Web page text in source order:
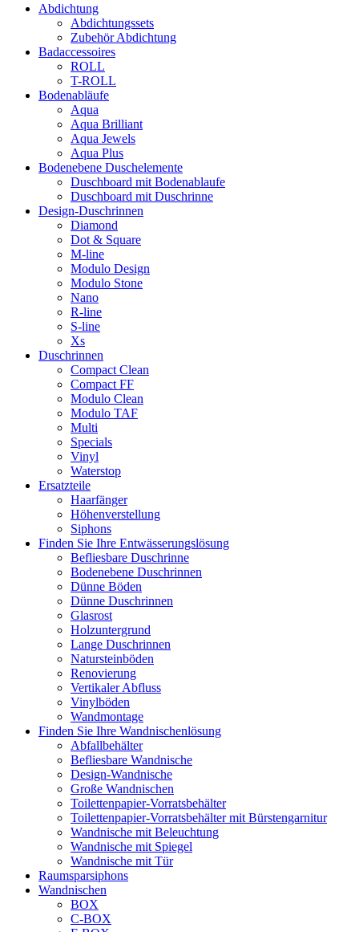
Abdichtung
Abdichtungssets
Zubehör Abdichtung
Badaccessoires
ROLL
T-ROLL
Bodenabläufe
Aqua
Aqua Brilliant
Aqua Jewels
Aqua Plus
Bodenebene Duschelemente
Duschboard mit Bodenablaufe
Duschboard mit Duschrinne
Design-Duschrinnen
Diamond
Dot & Square
M-line
Modulo Design
Modulo Stone
Nano
R-line
S-line
Xs
Duschrinnen
Compact Clean
Compact FF
Modulo Clean
Modulo TAF
Multi
Specials
Vinyl
Waterstop
Ersatzteile
Haarfänger
Höhenverstellung
Siphons
Finden Sie Ihre Entwässerungslösung
Befliesbare Duschrinne
Bodenebene Duschrinnen
Dünne Böden
Dünne Duschrinnen
Glasrost
Holzuntergrund
Lange Duschrinnen
Natursteinböden
Renovierung
Vertikaler Abfluss
Vinylböden
Wandmontage
Finden Sie Ihre Wandnischenlösung
Abfallbehälter
Befliesbare Wandnische
Design-Wandnische
Große Wandnischen
Toilettenpapier-Vorratsbehälter
Toilettenpapier-Vorratsbehälter mit Bürstengarnitur
Wandnische mit Beleuchtung
Wandnische mit Spiegel
Wandnische mit Tür
Raumsparsiphons
Wandnischen
BOX
C-BOX